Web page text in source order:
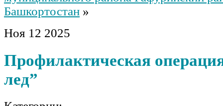
Башкортостан »
Ноя 12 2025
Профилактическая
лед”